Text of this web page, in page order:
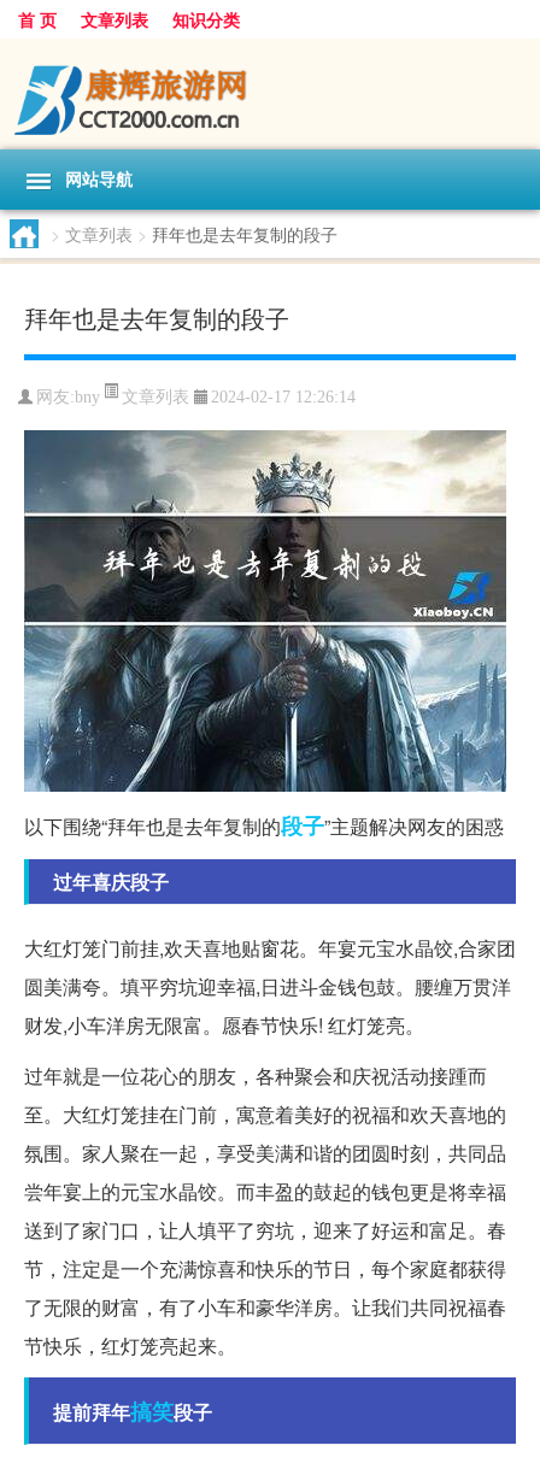
首 页 文章列表 知识分类
网站导航
> 文章列表 > 拜年也是去年复制的段子
拜年也是去年复制的段子
网友:bny 文章列表 2024-02-17 12:26:14
以下围绕“拜年也是去年复制的段子”主题解决网友的困惑
过年喜庆段子
大红灯笼门前挂,欢天喜地贴窗花。年宴元宝水晶饺,合家团
圆美满夸。填平穷坑迎幸福,日进斗金钱包鼓。腰缠万贯洋
财发,小车洋房无限富。愿春节快乐! 红灯笼亮。
过年就是一位花心的朋友，各种聚会和庆祝活动接踵而
至。大红灯笼挂在门前，寓意着美好的祝福和欢天喜地的
氛围。家人聚在一起，享受美满和谐的团圆时刻，共同品
尝年宴上的元宝水晶饺。而丰盈的鼓起的钱包更是将幸福
送到了家门口，让人填平了穷坑，迎来了好运和富足。春
节，注定是一个充满惊喜和快乐的节日，每个家庭都获得
了无限的财富，有了小车和豪华洋房。让我们共同祝福春
节快乐，红灯笼亮起来。
提前拜年搞笑段子